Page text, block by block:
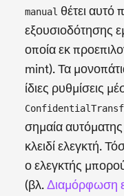
manual θέτει αυτό
εξουσιοδότησης
οποία εκ
mint). Τα
ίδιες ρυθμίσεις
σημαία αυτόματης
κλειδί ελεγκτή.
ο ελεγκτής
(βλ.Διαμόρφωση